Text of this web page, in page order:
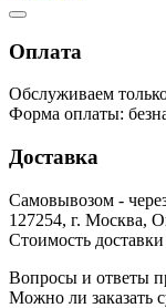
Оплата
Обслуживаем
Форма оплаты:
Доставка
Самовывозом -
127254, г. Москва,
Стоимость
Вопросы и ответы
Можно ли заказать